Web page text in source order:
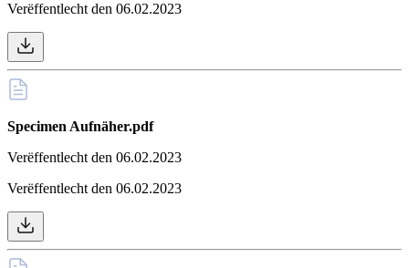
Verëffentlecht den 06.02.2023
Specimen Aufnäher.pdf
Verëffentlecht den 06.02.2023
Verëffentlecht den 06.02.2023